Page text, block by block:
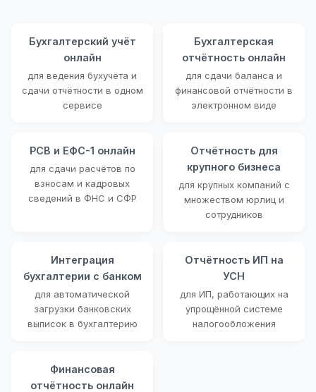
Бухгалтерский учёт
онлайн
для ведения бухучёта и
сдачи отчётности в одном
сервисе
Бухгалтерская
отчётность онлайн
для сдачи баланса и
финансовой отчётности в
электронном виде
РСВ и ЕФС-1 онлайн
для сдачи расчётов по
взносам и кадровых
сведений в ФНС и СФР
Отчётность для
крупного бизнеса
для крупных компаний с
множеством юрлиц и
сотрудников
Интеграция
бухгалтерии с банком
для автоматической
загрузки банковских
выписок в бухгалтерию
Отчётность ИП на
УСН
для ИП, работающих на
упрощённой системе
налогообложения
Финансовая
отчётность онлайн